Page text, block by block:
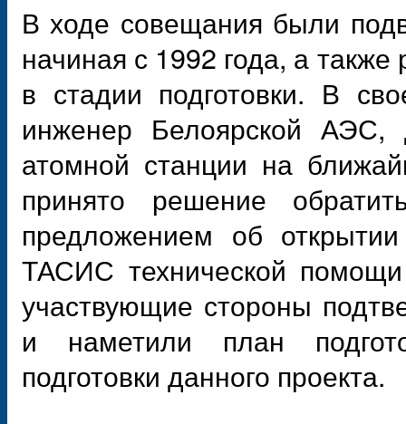
В ходе совещания были
начиная с 1992 года, а
в стадии подготовки. В
инженер Белоярской АЭС,
атомной станции на
принято решение
предложением об открытии
ТАСИС технической
участвующие стороны
и наметили план
подготовки данного проекта.